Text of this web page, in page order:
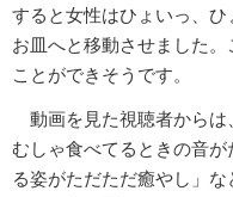
すると女性はひょいっ、
お皿へと移動させました
ことができそうです。
動画を見た視聴者からは
むしゃ食べてるときの音
る姿がただただ癒やし」